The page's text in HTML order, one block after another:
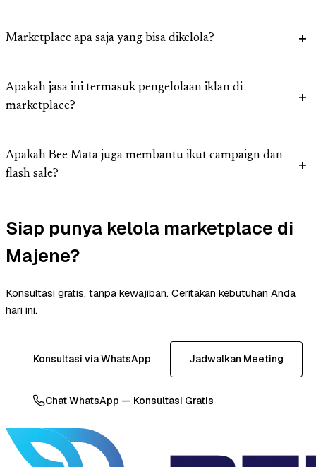
Marketplace apa saja yang bisa dikelola?
Apakah jasa ini termasuk pengelolaan iklan di
marketplace?
Apakah Bee Mata juga membantu ikut campaign dan
flash sale?
Siap punya kelola marketplace di
Majene?
Konsultasi gratis, tanpa kewajiban. Ceritakan kebutuhan Anda
hari ini.
Konsultasi via WhatsApp Jadwalkan Meeting
Chat WhatsApp — Konsultasi Gratis